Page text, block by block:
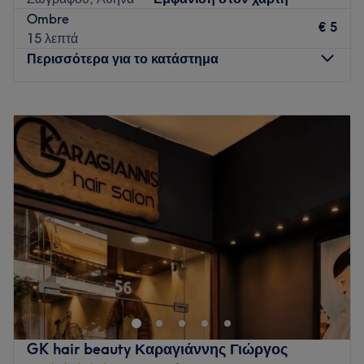
Ombre
15 λεπτά
€ 5
Περισσότερα για το κατάστημα
Τρίτη
10:00–
Τετάρτη
09:00
Πέμπτη
Παρασκευή
Σάββατο
Κυριακή
Κλειστό
Ένα όμορφο μανικιούρ πάντα είναι μια καλή ιδέα! Επισκέψου
το All Time Nails στου Ζωγράφου και απόλαυσε υπηρεσίες
περιποίησης άκρων αλλά και αποτρίχωσης που θα σε
ανανεώσουν εμφανισιακά αλλά και ψυχικά. Αφέσου στα χέρια
του έμπειρου προσωπικού του καταστήματος και απόλαυσε
μια όμορφη εμπειρία ομορφιάς μακριά από τους έντονους
GK hair beauty Καραγιάννης Γιώργος